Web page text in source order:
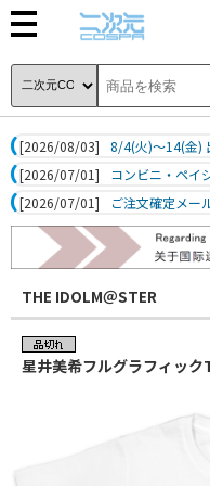
[2026/08/03]
8/4(火)～14(金)
[2026/07/01]
コンビニ・ペイ
[2026/07/01]
ご注文確定メー
THE IDOLM＠STER
星井美希フルグラフィッ